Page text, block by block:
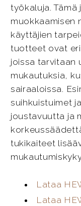
työkaluja.
muokkaamisen
käyttäjien
tuotteet ovat
joissa tarvitaan
mukautuksia,
sairaaloissa.
suihkuistuimet
joustavuutta ja
tukikaiteet
Lataa
Lataa